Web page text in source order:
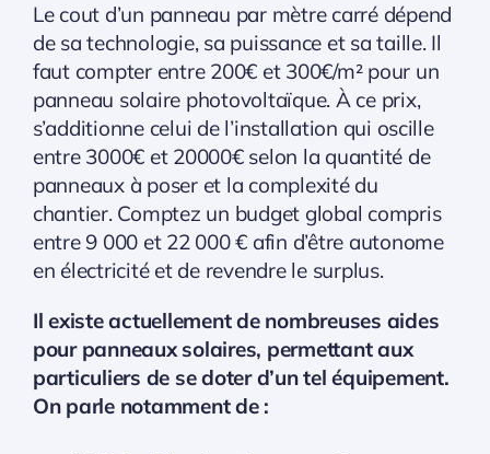
Le cout d’un panneau par mètre carré dépend
de sa technologie, sa puissance et sa taille. Il
faut compter entre 200€ et 300€/m² pour un
panneau solaire photovoltaïque. À ce prix,
s’additionne celui de l’installation qui oscille
entre 3000€ et 20000€ selon la quantité de
panneaux à poser et la complexité du
chantier. Comptez un budget global compris
entre 9 000 et 22 000 € afin d’être autonome
en électricité et de revendre le surplus.
Il existe actuellement de nombreuses aides
pour panneaux solaires, permettant aux
particuliers de se doter d’un tel équipement.
On parle notamment de :